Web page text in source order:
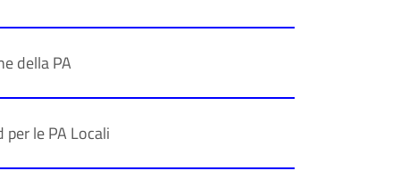
della PA
le PA Locali